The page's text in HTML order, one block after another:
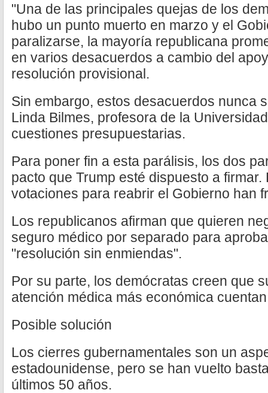
"Una de las principales quejas de los
hubo un punto muerto en marzo y el
paralizarse, la mayoría republicana
en varios desacuerdos a cambio del
resolución provisional.
Sin embargo, estos desacuerdos nunca
Linda Bilmes, profesora de la
cuestiones presupuestarias.
Para poner fin a esta parálisis, los dos
pacto que Trump esté dispuesto a
votaciones para reabrir el Gobierno han
Los republicanos afirman que quieren
seguro médico por separado para
"resolución sin enmiendas".
Por su parte, los demócratas creen que
atención médica más económica
Posible solución
Los cierres gubernamentales son un
estadounidense, pero se han vuelto
últimos 50 años.